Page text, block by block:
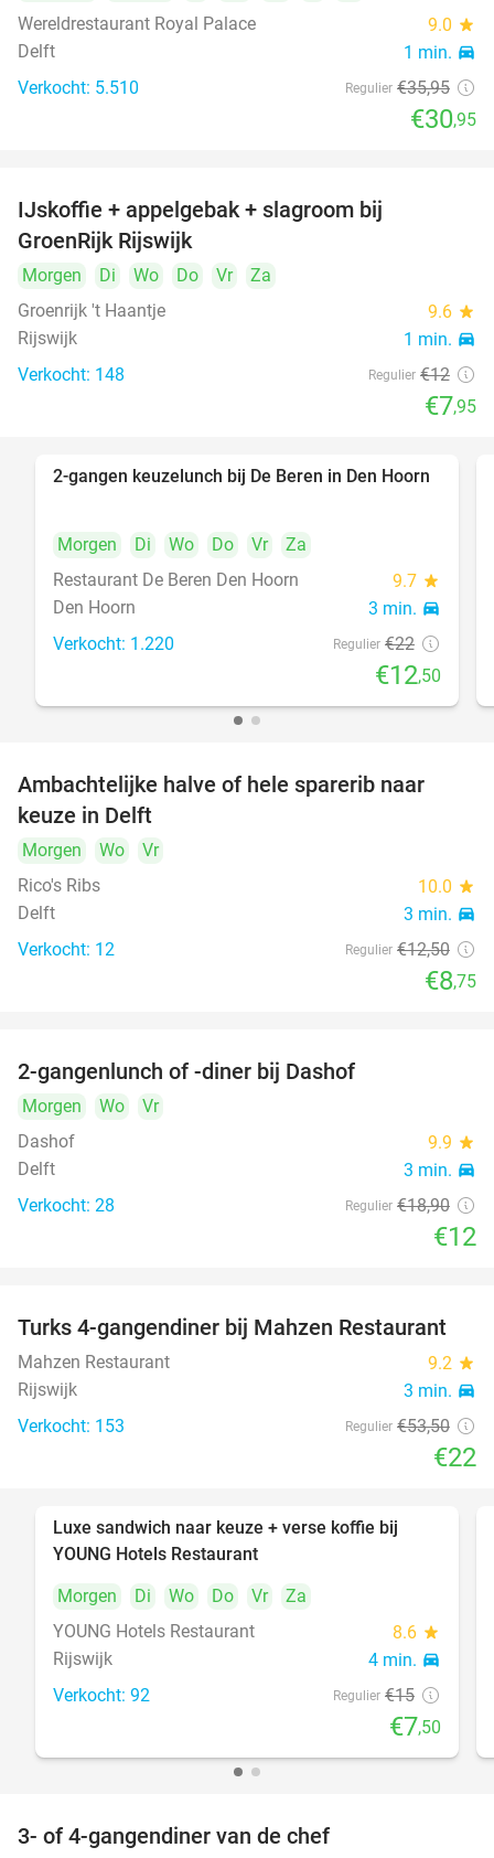
Wereldrestaurant Royal Palace
9.0 star
Delft 1 min. directions_car
Verkocht: 5.510 Regulier €35,95
€30,95
IJskoffie + appelgebak + slagroom bij
GroenRijk Rijswijk
Morgen Di Wo Do Vr
Za
Groenrijk 't Haantje
9.6 star
Rijswijk 1 min. directions_car
Verkocht: 148 Regulier €12
€7,95
43%
2-gangen keuzelunch bij De Beren in Den Hoorn
Morgen Di Wo Do Vr
Za
Restaurant De Beren Den Hoorn
9.7 star
Den Hoorn 3 min. directions_car
Verkocht: 1.220 Regulier €22
€12,50
Ambachtelijke halve of hele sparerib naar
keuze in Delft
Morgen Wo
Vr
Rico's Ribs
10.0 star
Delft 3 min. directions_car
Verkocht: 12 Regulier €12,50
€8,75
2-gangenlunch of -diner bij Dashof
Morgen Wo
Vr
Dashof
9.9 star
Delft 3 min. directions_car
Verkocht: 28 Regulier €18,90
€12
59%
Turks 4-gangendiner bij Mahzen Restaurant
Mahzen Restaurant 9.2 star
Rijswijk 3 min. directions_car
Verkocht: 153 Regulier €53,50
€22
Luxe sandwich naar keuze + verse koffie bij
YOUNG Hotels Restaurant
Morgen
Di Wo Do Vr
Za
YOUNG Hotels Restaurant
8.6 star
Rijswijk 4 min. directions_car
Verkocht: 92 Regulier €15
€7,50
3- of 4-gangendiner van de chef